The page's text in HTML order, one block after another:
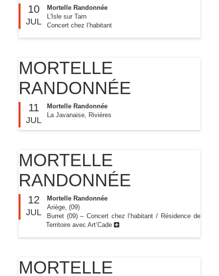
10
JUL
Mortelle Randonnée
L'Isle sur Tarn
Concert chez l’habitant
MORTELLE
RANDONNÉE
11
JUL
Mortelle Randonnée
La Javanaise, Rivières
MORTELLE
RANDONNÉE
12
JUL
Mortelle Randonnée
Ariège, (09)
Burret (09) – Concert chez l’habitant / Résidence de
Territoire avec Art’Cade
MORTELLE